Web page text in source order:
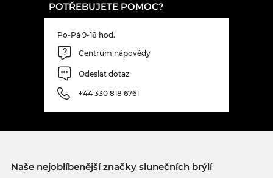
POTŘEBUJETE POMOC?
Po-Pá 9-18 hod.
Centrum nápovědy
Odeslat dotaz
+44 330 818 6761
Naše nejoblíbenější značky slunečních brýlí